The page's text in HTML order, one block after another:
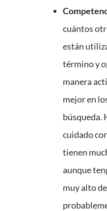
cuántos
están
término y
manera
mejor en
búsqueda.
cuidado
tienen
aunque
muy alto